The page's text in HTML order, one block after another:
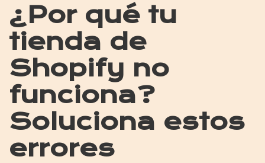
¿Por qué tu
tienda de
Shopify no
funciona?
Soluciona estos
errores